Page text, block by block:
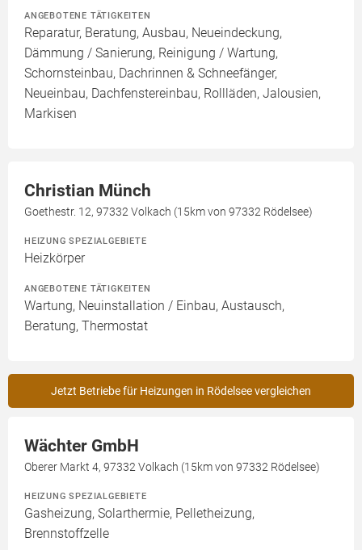
ANGEBOTENE TÄTIGKEITEN
Reparatur, Beratung, Ausbau, Neueindeckung,
Dämmung / Sanierung, Reinigung / Wartung,
Schornsteinbau, Dachrinnen & Schneefänger,
Neueinbau, Dachfenstereinbau, Rollläden, Jalousien,
Markisen
Christian Münch
Goethestr. 12, 97332 Volkach (15km von 97332 Rödelsee)
HEIZUNG SPEZIALGEBIETE
Heizkörper
ANGEBOTENE TÄTIGKEITEN
Wartung, Neuinstallation / Einbau, Austausch,
Beratung, Thermostat
Jetzt Betriebe für Heizungen in Rödelsee vergleichen
Wächter GmbH
Oberer Markt 4, 97332 Volkach (15km von 97332 Rödelsee)
HEIZUNG SPEZIALGEBIETE
Gasheizung, Solarthermie, Pelletheizung,
Brennstoffzelle